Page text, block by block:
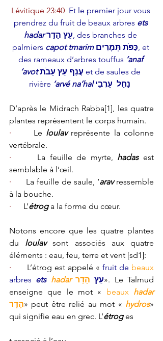
Lévitique 23:40
  Et le premier jour vous
prendrez du fruit de beaux arbres ets
hadar עֵץ הָדָר , des branches de
palmiers capot tmarim כַּפֹּת תְּמָרִים , et
des rameaux d’arbres touffus ‘anaf
‘avot עֲנַף עֵץ עָבֹת et de saules de
rivière ‘arvé na’hal נָחַל עַרְבֵי
D’après le Midrach Rabba[1] , les quatre
plantes représentent le corps humain.
· Le loulav représente la colonne
vertébrale.
· La feuille de myrte, hadas est
semblable à l’œil.
· La feuille de saule, ‘arav ressemble
à la bouche.
· L’étrog a la forme du cœur.
Notons encore que les quatre plantes
du loulav sont associés aux quatre
éléments : eau, feu, terre et vent [sd1]:
· L’étrog est appelé « fruit de beaux
arbres ets hadar עֵץ הָדָר
». Le Talmud
enseigne que le mot « beaux
hadar
הָדָר» peut être relié au mot « hydros»
qui signifie eau en grec. L’étrog es